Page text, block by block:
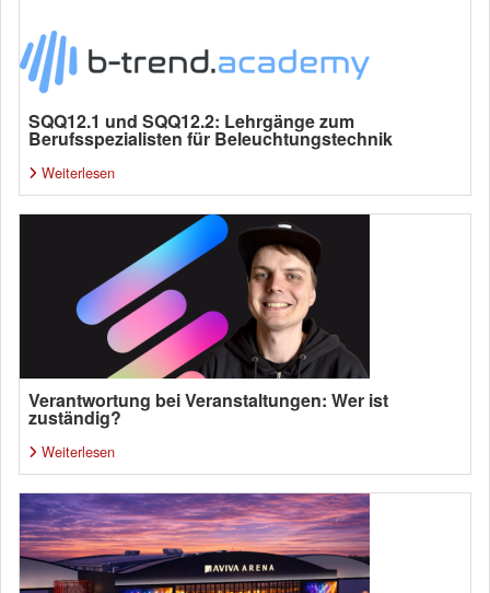
SQQ12.1 und SQQ12.2: Lehrgänge zum
Berufsspezialisten für Beleuchtungstechnik
Weiterlesen
Verantwortung bei Veranstaltungen: Wer ist
zuständig?
Weiterlesen